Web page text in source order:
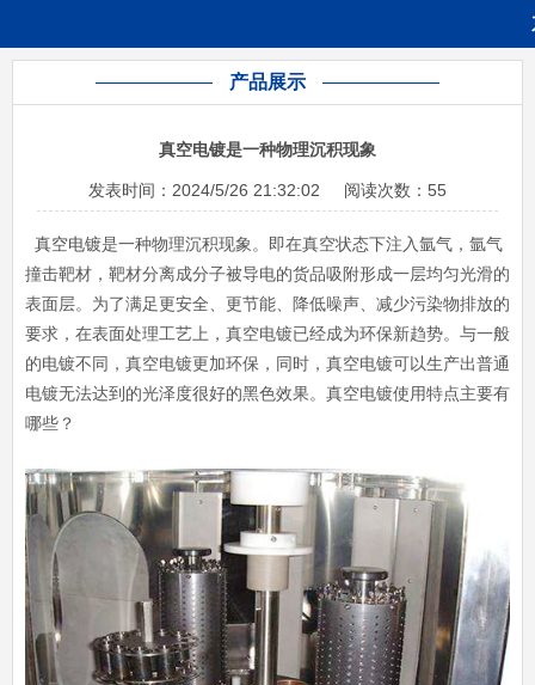
产品展示
真空电镀是一种物理沉积现象
发表时间： 2024/5/26 21:32:02 阅读次数： 55
真空电镀是一种物理沉积现象。即在真空状态下注入氩气，氩气
撞击靶材，靶材分离成分子被导电的货品吸附形成一层均匀光滑的
表面层。为了满足更安全、更节能、降低噪声、减少污染物排放的
要求，在表面处理工艺上，真空电镀已经成为环保新趋势。与一般
的电镀不同，真空电镀更加环保，同时，真空电镀可以生产出普通
电镀无法达到的光泽度很好的黑色效果。真空电镀使用特点主要有
哪些？